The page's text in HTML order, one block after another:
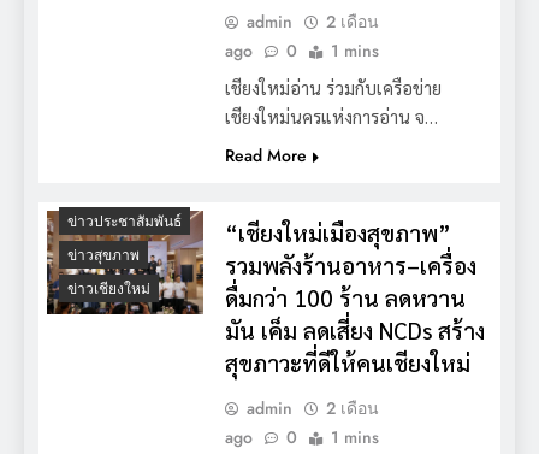
admin
2 เดือน
ago
0 1 mins
เชียงใหม่อ่าน ร่วมกับเครือข่าย
เชียงใหม่นครแห่งการอ่าน จ…
Read More
ข่าวประชาสัมพันธ์
ข่าวสุขภาพ
ข่าวเชียงใหม่
“เชียงใหม่เมืองสุขภาพ”
รวมพลังร้านอาหาร–เครื่อง
ดื่มกว่า 100 ร้าน ลดหวาน
มัน เค็ม ลดเสี่ยง NCDs สร้าง
สุขภาวะที่ดีให้คนเชียงใหม่
admin
2 เดือน
ago
0 1 mins